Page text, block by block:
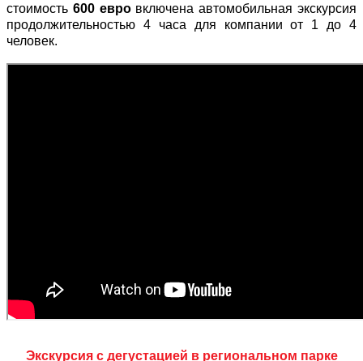
стоимость 600 евровключена автомобильная экскурсия
продолжительностью 4 часа для компании от 1 до 4
человек.
Экскурсия с дегустацией в региональном парке